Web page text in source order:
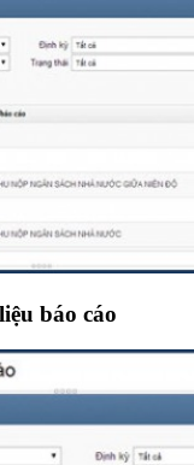
báo cáo